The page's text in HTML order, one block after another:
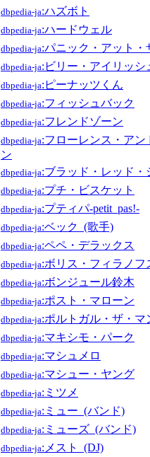
dbpedia-ja:ハズボト
dbpedia-ja:ハードウェル
dbpedia-ja:パニック・アット・
dbpedia-ja:ビリー・アイリッシ
dbpedia-ja:ピーナッツくん
dbpedia-ja:フィッシュバック
dbpedia-ja:フレンドゾーン
dbpedia-ja:フローレンス・アン
ン
dbpedia-ja:ブラッド・レッド・
dbpedia-ja:プチ・ビスケット
dbpedia-ja:プティパ-petit_pas!-
dbpedia-ja:ベック_(歌手)
dbpedia-ja:ペペ・デラックス
dbpedia-ja:ボリス・フィラノフ
dbpedia-ja:ボンジュール鈴木
dbpedia-ja:ポスト・マローン
dbpedia-ja:ポルトガル・ザ・マ
dbpedia-ja:マキシモ・パーク
dbpedia-ja:マシュメロ
dbpedia-ja:マシュー・ヤング
dbpedia-ja:ミツメ
dbpedia-ja:ミュー_(バンド)
dbpedia-ja:ミューズ_(バンド)
dbpedia-ja:メスト_(DJ)